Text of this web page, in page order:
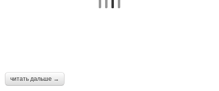
читать дальше →